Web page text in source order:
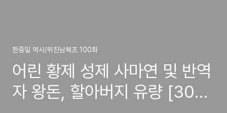
한중일 역사/위진남북조 100화
어린 황제 성제 사마연 및 반역
자 왕돈, 할아버지 유량 [30